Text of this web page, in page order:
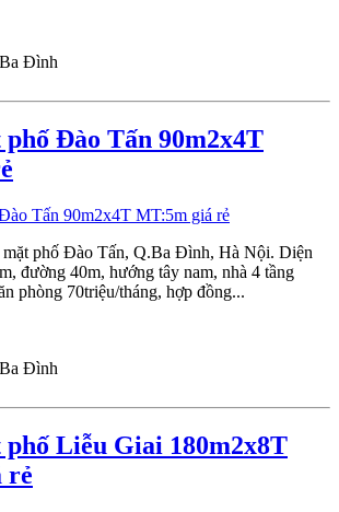
Đình
phố Đào Tấn 90m2x4T
mặt phố Đào Tấn, Q.Ba Đình, Hà Nội. Diện
đường 40m, hướng tây nam, nhà 4 tầng
phòng 70triệu/tháng, hợp đồng...
Đình
phố Liễu Giai 180m2x8T
rẻ